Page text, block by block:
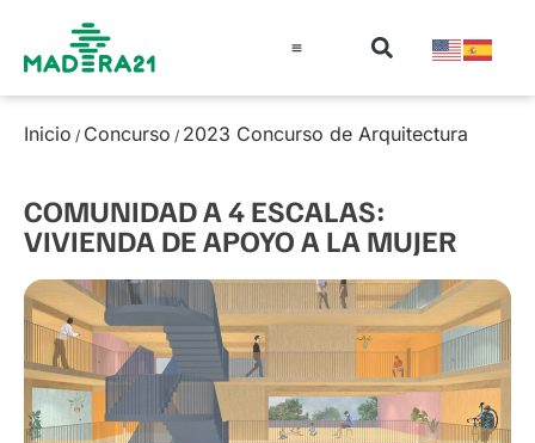
Inicio / Concurso / 2023 Concurso de Arquitectura
COMUNIDAD A 4 ESCALAS:
VIVIENDA DE APOYO A LA MUJER